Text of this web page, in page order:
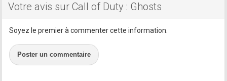
Votre avis sur Call of Duty : Ghosts
Soyez le premier à commenter cette information.
Poster un commentaire